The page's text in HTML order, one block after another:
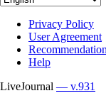
Privacy Policy
User Agreement
Help
LiveJournal — v.931